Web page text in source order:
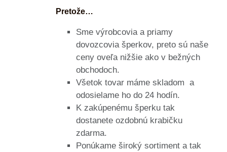
Pretože…
Sme výrobcovia a priamy
dovozcovia šperkov, preto sú naše
ceny oveľa nižšie ako v bežných
obchodoch.
Všetok tovar máme skladom a
odosielame ho do 24 hodín.
K zakúpenému šperku tak
dostanete ozdobnú krabičku
zdarma.
Ponúkame široký sortiment a tak